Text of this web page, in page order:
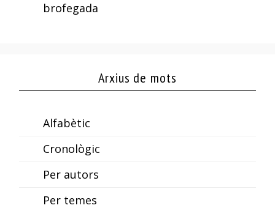
brofegada
Arxius de mots
Alfabètic
Cronològic
Per autors
Per temes